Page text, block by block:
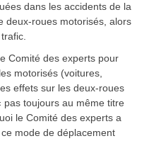
dans les accidents de la
deux-roues motorisés, alors
Comité des experts pour
motorisés (voitures,
effets sur les deux-roues
toujours au même titre
le Comité des experts a
mode de déplacement